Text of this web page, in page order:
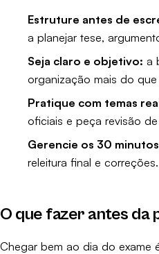
Estruture antes de
a planejar tese,
Seja claro e objetivo: a
organização mais do
Pratique com temas
oficiais e peça revisão
Gerencie os 30
releitura final e correções.
O que fazer antes da
Chegar bem ao dia do exame